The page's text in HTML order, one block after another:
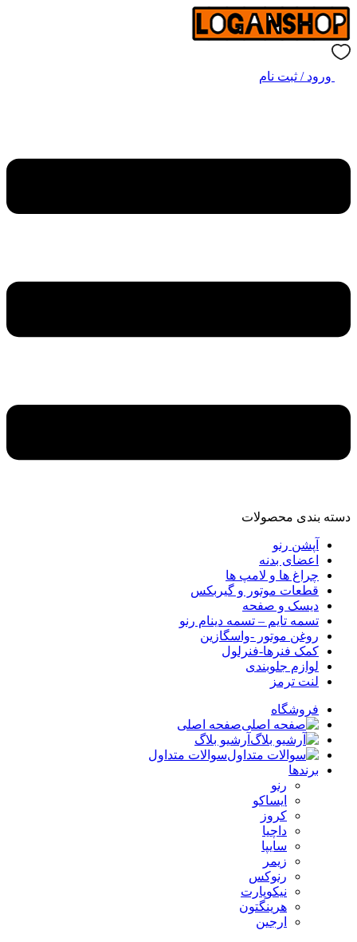
ورود / ثبت نام
دسته‌ بندی محصولات
آپشن رنو
اعضای بدنه
چراغ ها و لامپ ها
قطعات موتور و گیربکس
دیسک و صفحه
تسمه تایم – تسمه دینام رنو
روغن موتور -واسگازین
کمک فنرها-فنرلول
لوازم جلوبندی
لنت ترمز
فروشگاه
صفحه اصلی
آرشیو بلاگ
سوالات متداول
برندها
رنو
ایساکو
کروز
داچیا
سایپا
زیمر
رنوکس
نیکوپارت
هرینگتون
ارجین